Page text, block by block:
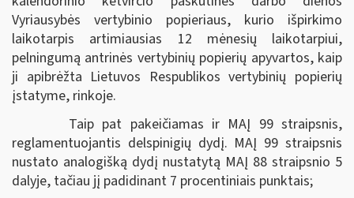
Vyriausybės vertybinio popieriaus, kurio išpirkimo
laikotarpis artimiausias 12 mėnesių laikotarpiui,
pelningumą antrinės vertybinių popierių apyvartos, kaip
ji apibrėžta Lietuvos Respublikos vertybinių popierių
įstatyme, rinkoje.
Taip pat pakeičiamas ir MAĮ 99 straipsnis,
reglamentuojantis delspinigių dydį. MAĮ 99 straipsnis
nustato analogišką dydį nustatytą MAĮ 88 straipsnio 5
dalyje, tačiau jį padidinant 7 procentiniais punktais;